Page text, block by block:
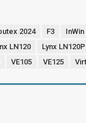
2024 F3 InWin
LN120 Lynx LN120P
VE105 VE125